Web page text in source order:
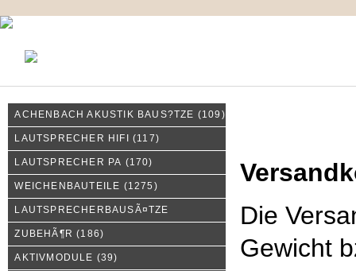
ACHENBACH AKUSTIK BAUS?TZE (109)
LAUTSPRECHER HIFI (117)
LAUTSPRECHER PA (170)
WEICHENBAUTEILE (1275)
LAUTSPRECHERBAUSÃ¤TZE
ZUBEHÃ¶R (186)
AKTIVMODULE (39)
Die
Gewicht